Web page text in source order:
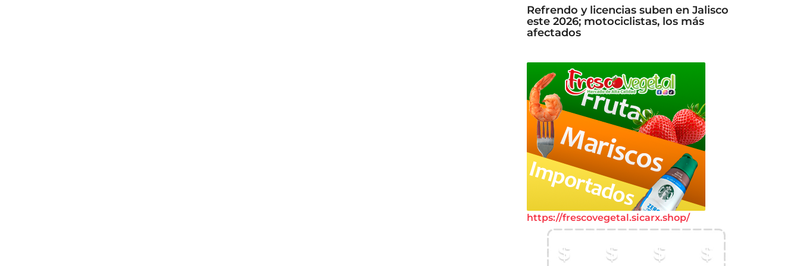
Refrendo y licencias suben en Jalisco
este 2026; motociclistas, los más
afectados
https://frescovegetal.sicarx.shop/